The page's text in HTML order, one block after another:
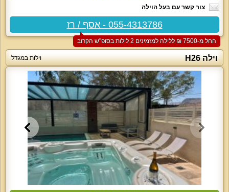
צור קשר עם בעל הוילה
055-4313786 - אסף / רז
החל מ-‏7500 ₪ ללילה למזמינים 2 לילות בסופ"ש הקרוב
וילה H26 וילות במגדל